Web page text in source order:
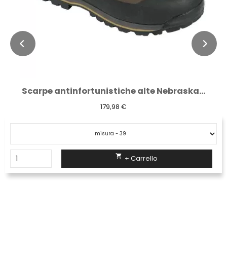
Scarpe antinfortunistiche alte Nebraska...
179,98 €
 + Carrello